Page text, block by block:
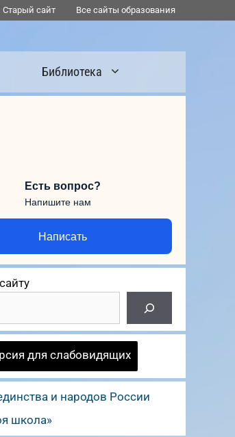
Старый сайт Все сайты образования
Библиотека
Есть вопрос?
Напишите нам
Написать
для слабовидящих
и народов России
школа»